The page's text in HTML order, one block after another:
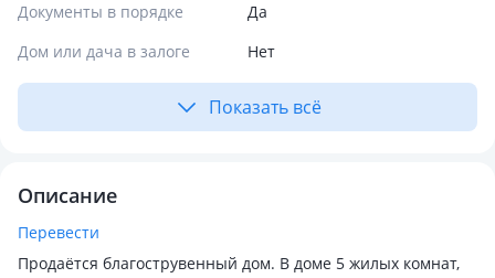
Документы в порядке
Да
Дом или дача в залоге
Нет
Показать всё
Описание
Перевести
Продаётся благострувенный дом. В доме 5 жилых комнат,